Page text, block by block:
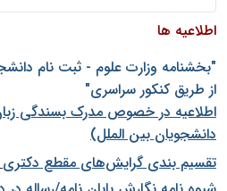
اطلاعیه ها
"بخشنامه وزارت علوم - ثبت نام
از طريق كنكور سراسری"
اطلاعیه در خصوص مدرک بسندگی
دانشجویان بین الملل)
تقسیم بندی گرایش‌های مقطع دکتری(31